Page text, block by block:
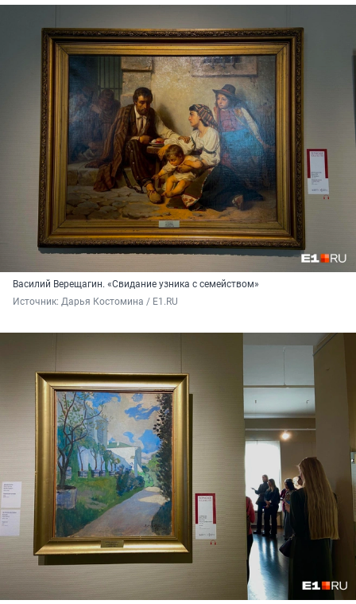
Василий Верещагин. «Свидание узника с семейством»
Источник: Дарья Костомина / E1.RU